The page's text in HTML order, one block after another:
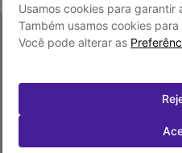
Usamos cookies para garantir
Também usamos cookies
Você pode alterar as
Comprar - 1 +